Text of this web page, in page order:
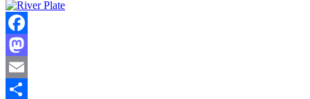
Facebook
Mastodon
Email